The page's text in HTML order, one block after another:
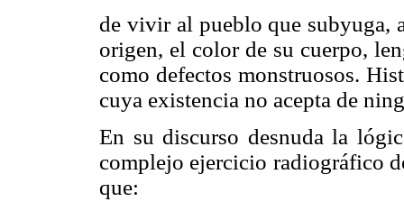
de vivir al pueblo que subyuga,
origen, el color de su cuerpo,
como defectos monstruosos.
cuya existencia no acepta de
En su discurso desnuda la
complejo ejercicio radiográfico
que: